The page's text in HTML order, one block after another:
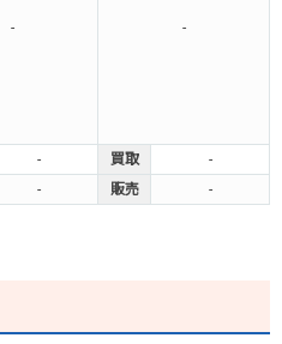
- -
- 買取
-
- 販売 -